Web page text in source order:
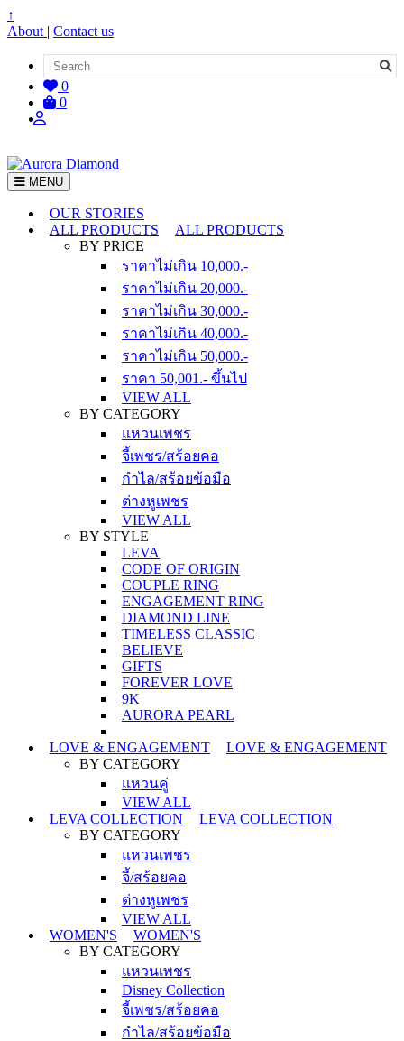
↑
About | Contact us
0
0
MENU
OUR STORIES
ALL PRODUCTS
ALL PRODUCTS
BY PRICE
ราคาไม่เกิน 10,000.-
ราคาไม่เกิน 20,000.-
ราคาไม่เกิน 30,000.-
ราคาไม่เกิน 40,000.-
ราคาไม่เกิน 50,000.-
ราคา 50,001.- ขึ้นไป
VIEW ALL
BY CATEGORY
แหวนเพชร
จี้เพชร/สร้อยคอ
กำไล/สร้อยข้อมือ
ต่างหูเพชร
VIEW ALL
BY STYLE
LEVA
CODE OF ORIGIN
COUPLE RING
ENGAGEMENT RING
DIAMOND LINE
TIMELESS CLASSIC
BELIEVE
GIFTS
FOREVER LOVE
9K
AURORA PEARL
LOVE & ENGAGEMENT
LOVE & ENGAGEMENT
BY CATEGORY
แหวนคู่
VIEW ALL
LEVA COLLECTION
LEVA COLLECTION
BY CATEGORY
แหวนเพชร
จี้/สร้อยคอ
ต่างหูเพชร
VIEW ALL
WOMEN'S
WOMEN'S
BY CATEGORY
แหวนเพชร
Disney Collection
จี้เพชร/สร้อยคอ
กำไล/สร้อยข้อมือ